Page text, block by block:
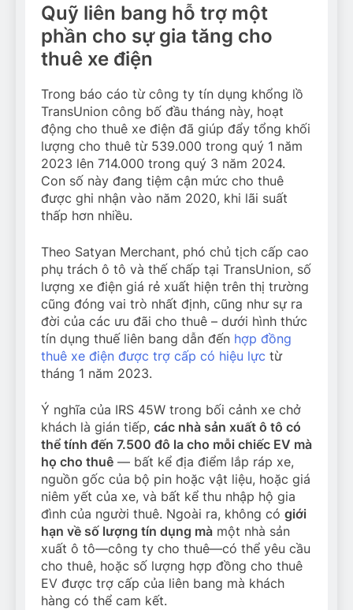
Quỹ liên bang hỗ trợ một
phần cho sự gia tăng cho
thuê xe điện
Trong báo cáo từ công ty tín dụng khổng lồ
TransUnion công bố đầu tháng này, hoạt
động cho thuê xe điện đã giúp đẩy tổng khối
lượng cho thuê từ 539.000 trong quý 1 năm
2023 lên 714.000 trong quý 3 năm 2024.
Con số này đang tiệm cận mức cho thuê
được ghi nhận vào năm 2020, khi lãi suất
thấp hơn nhiều.
Theo Satyan Merchant, phó chủ tịch cấp cao
phụ trách ô tô và thế chấp tại TransUnion, số
lượng xe điện giá rẻ xuất hiện trên thị trường
cũng đóng vai trò nhất định, cũng như sự ra
đời của các ưu đãi cho thuê – dưới hình thức
tín dụng thuế liên bang dẫn đến hợp đồng
thuê xe điện được trợ cấp có hiệu lực từ
tháng 1 năm 2023.
Ý nghĩa của IRS 45W trong bối cảnh xe chở
khách là gián tiếp, các nhà sản xuất ô tô có
thể tính đến 7.500 đô la cho mỗi chiếc EV mà
họ cho thuê — bất kể địa điểm lắp ráp xe,
nguồn gốc của bộ pin hoặc vật liệu, hoặc giá
niêm yết của xe, và bất kể thu nhập hộ gia
đình của người thuê. Ngoài ra, không có giới
hạn về số lượng tín dụng mà một nhà sản
xuất ô tô—công ty cho thuê—có thể yêu cầu
cho thuê, hoặc số lượng hợp đồng cho thuê
EV được trợ cấp của liên bang mà khách
hàng có thể cam kết.